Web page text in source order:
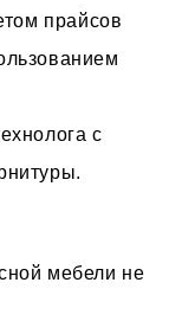
прайсов
с
мебели не